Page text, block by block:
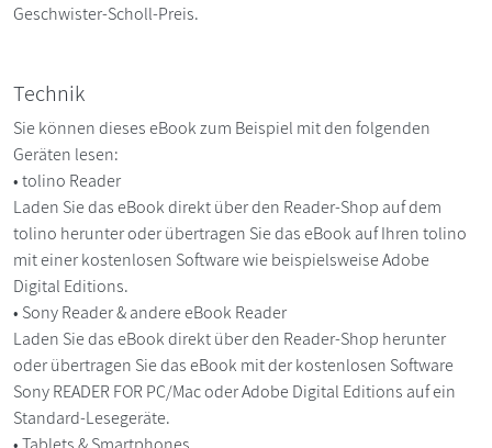
Geschwister-Scholl-Preis.
Technik
Sie können dieses eBook zum Beispiel mit den folgenden
Geräten lesen:
• tolino Reader
Laden Sie das eBook direkt über den Reader-Shop auf dem
tolino herunter oder übertragen Sie das eBook auf Ihren tolino
mit einer kostenlosen Software wie beispielsweise Adobe
Digital Editions.
• Sony Reader & andere eBook Reader
Laden Sie das eBook direkt über den Reader-Shop herunter
oder übertragen Sie das eBook mit der kostenlosen Software
Sony READER FOR PC/Mac oder Adobe Digital Editions auf ein
Standard-Lesegeräte.